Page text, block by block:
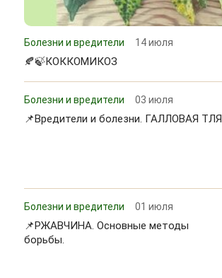
Болезни и вредители 14 июля
🍂🍃КОККОМИКОЗ
Болезни и вредители 03 июля
📌Вредители и болезни. ГАЛЛОВАЯ ТЛЯ
Болезни и вредители 01 июля
📌РЖАВЧИНА. Основные методы
борьбы.